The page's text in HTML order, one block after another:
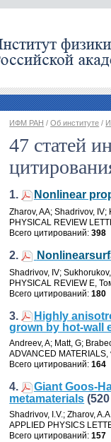
ИФМ РАН /Об институте /
47 статей
1. Nonlinear
Zharov, AA; Shadrivov, IV;
PHYSICAL REVIEW
Всего цитирований:398
2.
Shadrivov, IV; Sukhorukov,
PHYSICAL REVIEW E
Всего цитирований:180
3.
Highly
grown by hot-wall
Andreev,A; Matt, G;
ADVANCED MATERIALS,
Всего цитирований:164
4.
Giant Goos-
metamaterials
Shadrivov, I.V.; Zharov,
APPLIED PHYSICS
Всего цитирований:157